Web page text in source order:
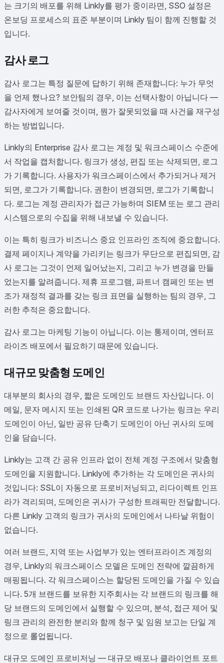
는 크기의 배포를 위해 Linkly를 평가 중이라면, SSO 설정은
온보딩 프로세스의 표준 부분이며 Linkly 팀이 함께 진행할 것
입니다.
감사 로그
감사 로그는 특정 질문에 답하기 위해 존재합니다: 누가 무엇
을 언제 했나요? 보안팀의 경우, 이는 선택사항이 아닙니다 —
감사자에게 보여줄 것이며, 뭔가 잘못되었을 때 사건을 재구성
하는 방법입니다.
Linkly의 Enterprise 감사 로그는 계정 및 워크스페이스 수준에
서 작업을 캡처합니다. 링크가 생성, 편집 또는 삭제되면, 로그
가 기록합니다. 사용자가 워크스페이스에서 추가되거나 제거
되면, 로그가 기록합니다. 권한이 변경되면, 로그가 기록합니
다. 로그는 계정 관리자가 접근 가능하며 SIEM 또는 로그 관리
시스템으로의 수집을 위해 내보낼 수 있습니다.
이는 특히 링크가 비즈니스 중요 인프라인 조직에 중요합니다.
결제 페이지나 계약을 가리키는 링크가 무단으로 편집되면, 감
사 로그는 그것이 언제 일어났는지, 그리고 누가 변경을 만들
었는지를 알려줍니다. 제휴 프로그램, 파트너 캠페인 또는 변
조가 재정적 결과를 갖는 링크 표면을 실행하는 팀의 경우, 그
러한 추적은 중요합니다.
감사 로그는 마케팅 기능이 아닙니다. 이는 통제이며, 엔터프
라이즈 배포에서 필요하기 때문에 있습니다.
대규모 맞춤형 도메인
대부분의 회사의 경우, 짧은 도메인도 브랜드 자산입니다. 이
메일, 문자 메시지 또는 인쇄된 QR 코드로 나가는 링크는 우리
도메인이 아닌, 일반 공유 단축기 도메인이 아닌 귀사의 도메
인을 담습니다.
Linkly는 고객 간 공유 인프라 없이 전체 계정 구조에서 맞춤형
도메인을 지원합니다. Linkly에 추가하는 각 도메인은 귀사의
것입니다: SSL이 자동으로 프로비저닝되고, 리다이렉트 인프
라가 격리되며, 도메인은 귀사가 구성한 트래픽만 전달합니다.
다른 Linkly 고객의 링크가 귀사의 도메인에서 나타날 위험이
없습니다.
여러 브랜드, 지역 또는 사업부가 있는 엔터프라이즈 계정의
경우, Linkly의 워크스페이스 모델은 도메인 전략에 깔끔하게
매핑됩니다. 각 워크스페이스는 할당된 도메인을 가질 수 있습
니다. 5개 브랜드를 보유한 지주회사는 각 브랜드의 링크를 해
당 브랜드의 도메인에서 실행할 수 있으며, 분석, 접근 제어 및
링크 관리의 완전한 분리와 함께 청구 및 임원 보고는 단일 계
정으로 롤업됩니다.
대규모 도메인 프로비저닝 — 대규모 배포나 클라이언트 포트